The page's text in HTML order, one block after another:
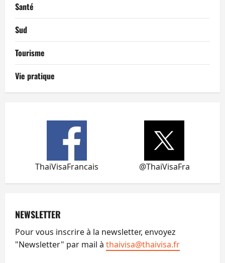
Santé
Sud
Tourisme
Vie pratique
ThaiVisaFrancais @ThaiVisaFra
NEWSLETTER
Pour vous inscrire à la newsletter, envoyez
"Newsletter" par mail à thaivisa@thaivisa.fr